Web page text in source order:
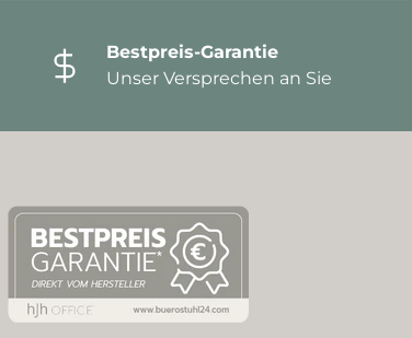
Bestpreis-Garantie
Unser Versprechen an Sie